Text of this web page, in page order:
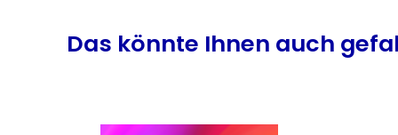
Produktgalerie überspringen
Das könnte Ihnen auch